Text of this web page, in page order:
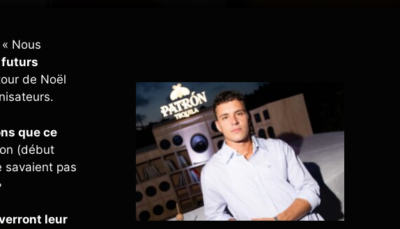
Nous
futurs
de Noël
que ce
(début
savaient pas
leur